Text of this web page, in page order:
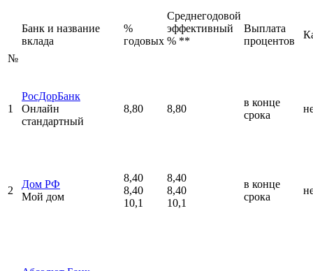
№
Банк и название
вклада
%
годовых
Среднегодовой
эффективный
% **
Выплата
процентов
1
РосДорБанк
Онлайн
стандартный
8,80 8,80
в конце
срока
2
Дом РФ
Мой дом
8,40
8,40
10,1
8,40
8,40
10,1
в конце
срока